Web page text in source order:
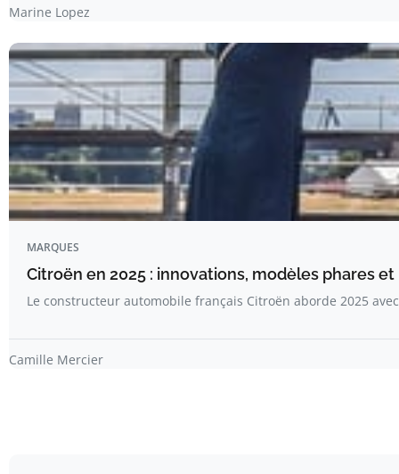
Marine Lopez
MARQUES
Citroën en 2025 : innovations, modèles phares
Le constructeur automobile français Citroën aborde 2025
Camille Mercier